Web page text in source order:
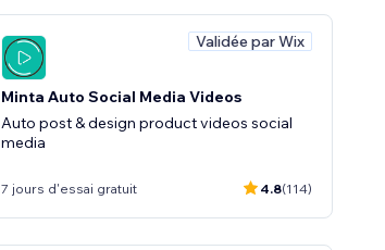
Validée par Wix
Minta Auto Social Media Videos
Auto post & design product videos social
media
7 jours d'essai gratuit 4.8(114)